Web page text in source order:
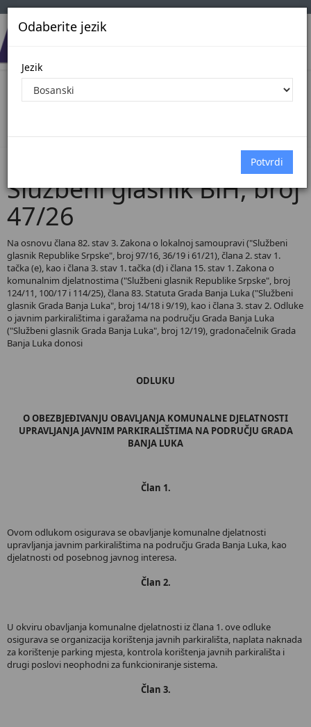
Odaberite jezik
Jezik
Pregled Dokumenata| Broj 47/26
Službeni glasnik BiH, broj
47/26
Na osnovu člana 82. stav 3. Zakona o lokalnoj samoupravi ("Službeni
glasnik Republike Srpske", broj 97/16, 36/19 i 61/21), člana 2. stav 1.
tačka (e), kao i člana 3. stav 1. tačka (d) i člana 15. stav 1. Zakona o
komunalnim djelatnostima ("Službeni glasnik Republike Srpske", broj
124/11, 100/17 i 114/25), člana 83. Statuta Grada Banja Luka ("Službeni
glasnik Grada Banja Luka", broj 14/18 i 9/19), kao i člana 3. stav 2. Odluke
o javnim parkiralištima i garažama na području Grada Banja Luka
("Službeni glasnik Grada Banja Luka", broj 12/19), gradonačelnik Grada
Banja Luka donosi
ODLUKU
O OBEZBJEĐIVANJU OBAVLJANJA KOMUNALNE DJELATNOSTI
UPRAVLJANJA JAVNIM PARKIRALIŠTIMA NA PODRUČJU GRADA
BANJA LUKA
Član 1.
Ovom odlukom osigurava se obavljanje komunalne djelatnosti
upravljanja javnim parkiralištima na području Grada Banja Luka, kao
djelatnosti od posebnog javnog interesa.
Član 2.
U okviru obavljanja komunalne djelatnosti iz člana 1. ove odluke
osigurava se organizacija korištenja javnih parkirališta, naplata naknada
za korištenje parking mjesta, kontrola korištenja javnih parkirališta i
drugi poslovi neophodni za funkcioniranje sistema.
Član 3.